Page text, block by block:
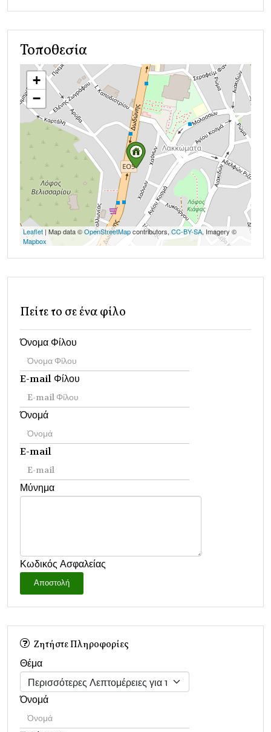
Τοποθεσία
+
−
Leaflet | Map data ©OpenStreetMapcontributors, CC-BY-SA, Imagery ©
Mapbox
Πείτε το σε ένα φίλο
Όνομα Φίλου
E-mail Φίλου
Όνομά
E-mail
Μύνημα
Κωδικός Ασφαλείας
Αποστολή
Ζητήστε Πληροφορίες
Θέμα
Όνομά